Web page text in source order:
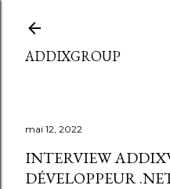
ADDIXGROUP
mai 12, 2022
INTERVIEW
DÉVELOPPEUR